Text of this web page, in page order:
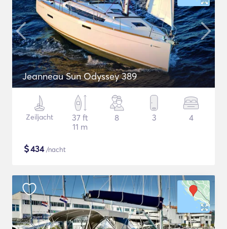
Jeanneau Sun Odyssey 389
Zeiljacht
37 ft
11 m
8 3 4
$434/nacht